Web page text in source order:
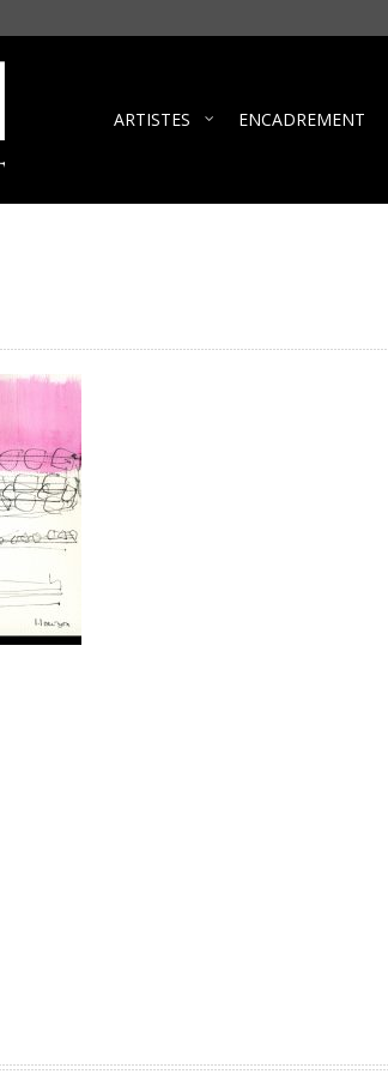
ARTISTES ENCADREMENT